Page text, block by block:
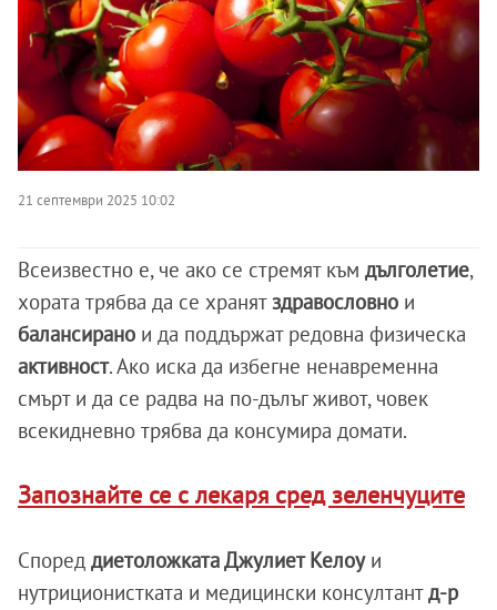
21 септември 2025 10:02
Всеизвестно е, че ако се стремят към дълголетие,
хората трябва да се хранятздравословно и
балансирано и да поддържат редовна физическа
активност. Ако иска да избегне ненавременна
смърт и да се радва на по-дълъг живот, човек
всекидневно трябва да консумира домати.
Запознайте се с лекаря сред зеленчуците
Според диетоложката Джулиет Келоуи
нутриционистката и медицински консултантд-р